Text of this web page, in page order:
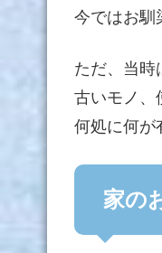
今ではお馴
ただ、当時
古いモノ、
何処に何が
家の